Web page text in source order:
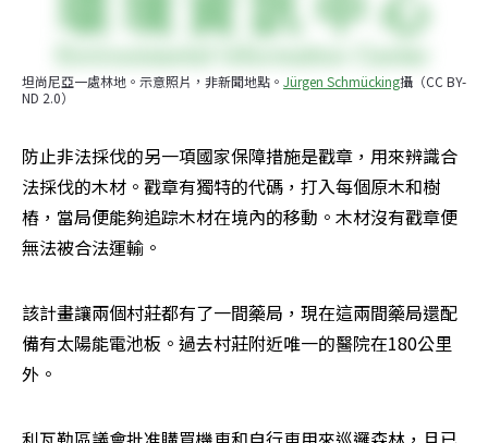
坦尚尼亞一處林地。示意照片，非新聞地點。 Jürgen Schmücking攝（CC BY-
ND 2.0）
防止非法採伐的另一項國家保障措施是戳章，用來辨識合
法採伐的木材。戳章有獨特的代碼，打入每個原木和樹
樁，當局便能夠追踪木材在境內的移動。木材沒有戳章便
無法被合法運輸。
該計畫讓兩個村莊都有了一間藥局，現在這兩間藥局還配
備有太陽能電池板。過去村莊附近唯一的醫院在180公里
外。